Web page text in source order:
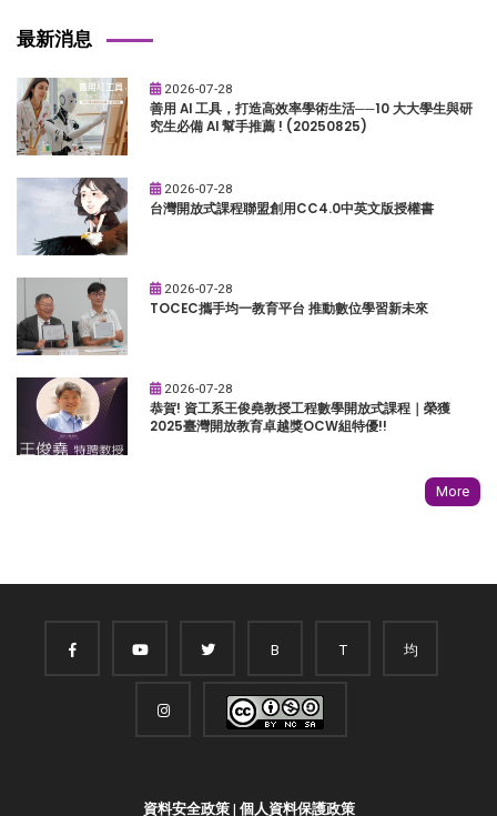
最新消息
2026-07-28
善用 AI 工具，打造高效率學術生活──10 大大學生與研
究生必備 AI 幫手推薦 ! (20250825)
2026-07-28
台灣開放式課程聯盟創用CC4.0中英文版授權書
2026-07-28
TOCEC攜手均一教育平台 推動數位學習新未來
2026-07-28
恭賀! 資工系王俊堯教授工程數學開放式課程｜榮獲
2025臺灣開放教育卓越獎OCW組特優!!
More
B T 均
資料安全政策| 個人資料保護政策